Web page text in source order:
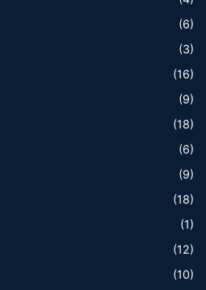
(6)
(3)
(16)
(9)
(18)
(6)
(9)
(18)
(1)
(12)
(10)